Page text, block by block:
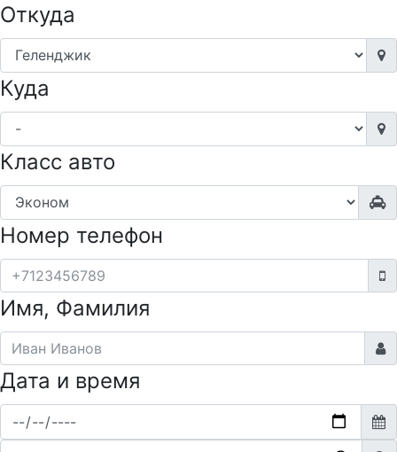
Откуда
Куда
Класс авто
Номер телефон
Имя, Фамилия
Дата и время